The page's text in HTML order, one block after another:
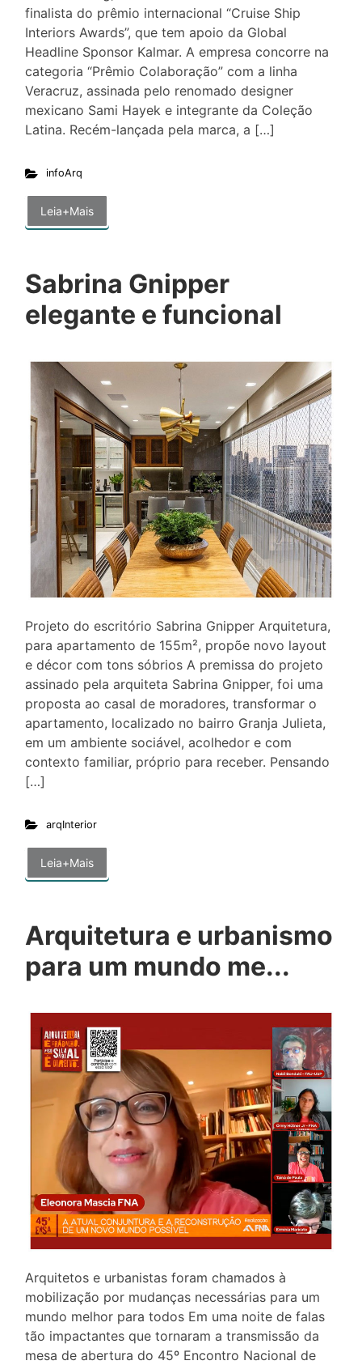
finalista do prêmio internacional “Cruise Ship
Interiors Awards”, que tem apoio da Global
Headline Sponsor Kalmar. A empresa concorre na
categoria “Prêmio Colaboração” com a linha
Veracruz, assinada pelo renomado designer
mexicano Sami Hayek e integrante da Coleção
Latina. Recém-lançada pela marca, a […]
infoArq
Leia+Mais
Sabrina Gnipper
elegante e funcional
Projeto do escritório Sabrina Gnipper Arquitetura,
para apartamento de 155m², propõe novo layout
e décor com tons sóbrios A premissa do projeto
assinado pela arquiteta Sabrina Gnipper, foi uma
proposta ao casal de moradores, transformar o
apartamento, localizado no bairro Granja Julieta,
em um ambiente sociável, acolhedor e com
contexto familiar, próprio para receber. Pensando
[…]
arqInterior
Leia+Mais
Arquitetura e urbanismo
para um mundo me...
Arquitetos e urbanistas foram chamados à
mobilização por mudanças necessárias para um
mundo melhor para todos Em uma noite de falas
tão impactantes que tornaram a transmissão da
mesa de abertura do 45º Encontro Nacional de